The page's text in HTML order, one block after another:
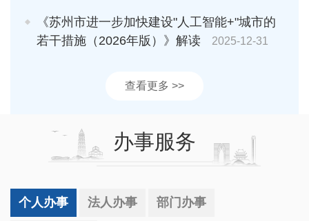
《苏州市进一步加快建设"人工智能+"城市的
若干措施（2026年版）》解读
2025-12-31
查看更多 >>
办事服务
个人办事 法人办事 部门办事